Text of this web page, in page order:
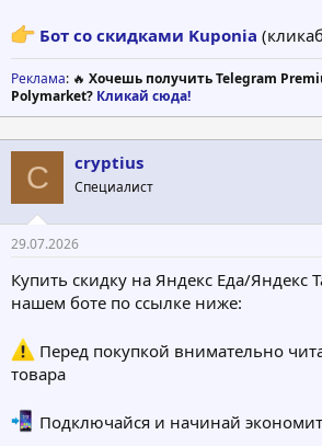
Бот со скидками Kuponia
Реклама: 🔥 Хочешь получить Telegram
Polymarket? Кликай сюда!
C cryptius
Специалист
29.07.2026
Купить скидку на Яндекс Еда/Яндекс
нашем боте по ссылке ниже:
Перед покупкой внимательно
товара
Подключайся и начинай